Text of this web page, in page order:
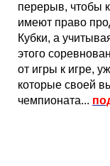
перерыв, чтобы
имеют право
Кубки, а
этого
от игры к игре,
которые своей
чемпионата...